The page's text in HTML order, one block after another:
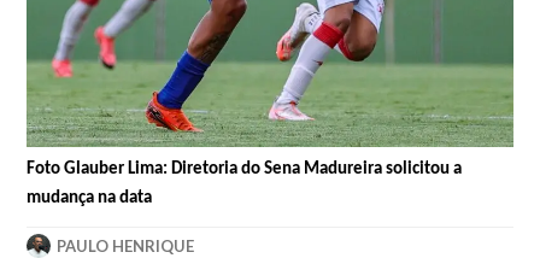
Foto Glauber Lima: Diretoria do Sena Madureira solicitou a
mudança na data
PAULO HENRIQUE